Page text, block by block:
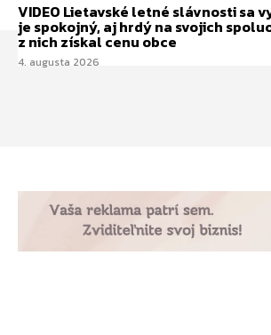
VIDEO Lietavské letné slávnosti sa
je spokojný, aj hrdý na svojich
z nich získal cenu obce
4. augusta 2026